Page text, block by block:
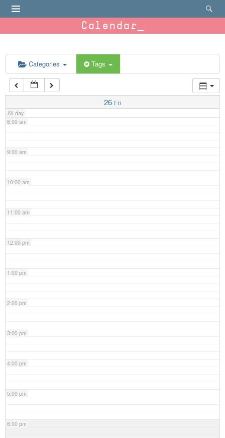
Calendar
Categories Tags
26 Fri
All-day
6:00 am
7:00 am
8:00 am
9:00 am
10:00 am
11:00 am
12:00 pm
1:00 pm
2:00 pm
3:00 pm
4:00 pm
5:00 pm
6:00 pm